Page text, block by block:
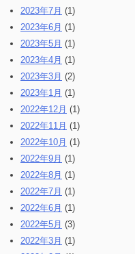
2023年7月 (1)
2023年6月 (1)
2023年5月 (1)
2023年4月 (1)
2023年3月 (2)
2023年1月 (1)
2022年12月 (1)
2022年11月 (1)
2022年10月 (1)
2022年9月 (1)
2022年8月 (1)
2022年7月 (1)
2022年6月 (1)
2022年5月 (3)
2022年3月 (1)